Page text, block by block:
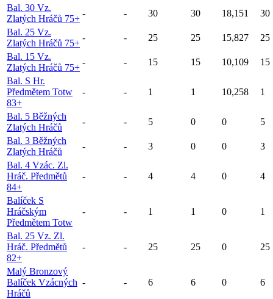
Bal. 30 Vz.
Zlatých Hráčů 75+
- - 30 30 18,151
30
Bal. 25 Vz.
Zlatých Hráčů 75+
- - 25 25 15,827
25
Bal. 15 Vz.
Zlatých Hráčů 75+
- - 15 15 10,109
15
Bal. S Hr.
Předmětem Totw
83+
- - 1 1 10,258 1
Bal. 5 Běžných
Zlatých Hráčů
- - 5 0 0
5
Bal. 3 Běžných
Zlatých Hráčů
- - 3 0 0
3
Bal. 4 Vzác. Zl.
Hráč. Předmětů
84+
- - 4 4 0 4
Balíček S
Hráčským
Předmětem Totw
- - 1 1 0 1
Bal. 25 Vz. Zl.
Hráč. Předmětů
82+
- - 25 25 0 25
Malý Bronzový
Balíček Vzácných
Hráčů
- - 6 6 0 6